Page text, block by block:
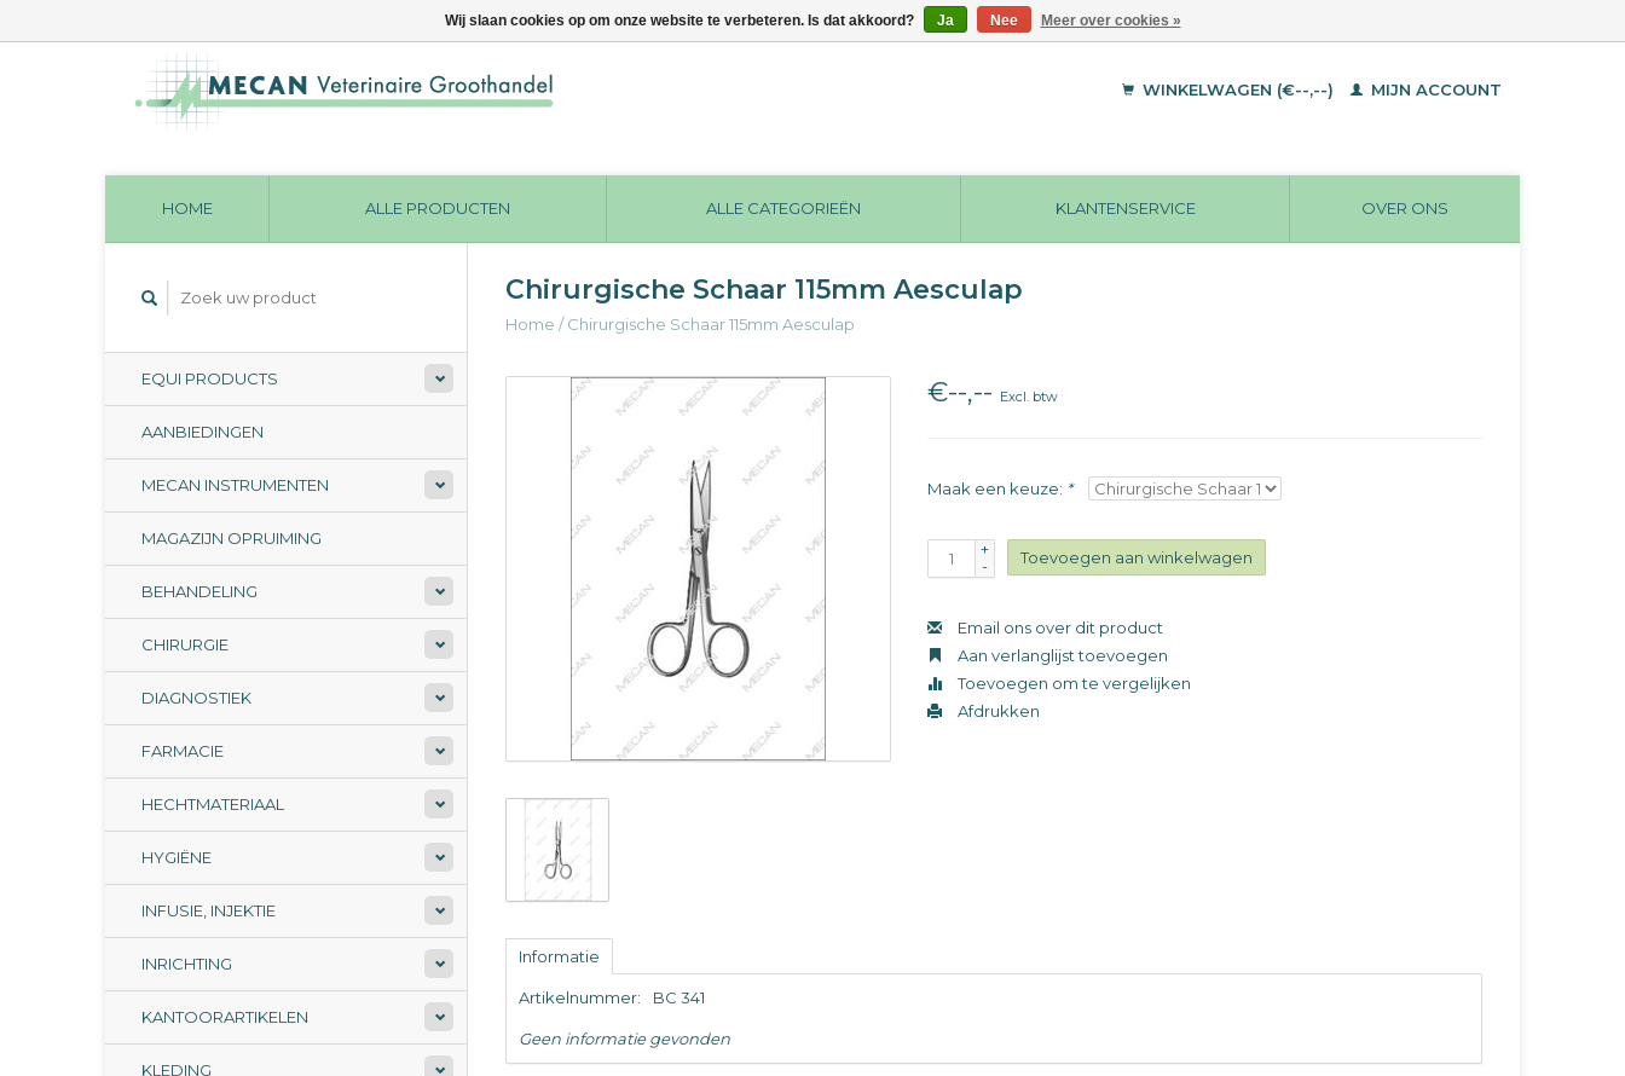
WINKELWAGEN (€--,--) MIJN ACCOUNT
HOME ALLE PRODUCTEN ALLE CATEGORIEËN KLANTENSERVICE OVER ONS
EQUI PRODUCTS
AANBIEDINGEN
MECAN INSTRUMENTEN
MAGAZIJN OPRUIMING
BEHANDELING
CHIRURGIE
DIAGNOSTIEK
FARMACIE
HECHTMATERIAAL
HYGIËNE
INFUSIE, INJEKTIE
INRICHTING
KANTOORARTIKELEN
KLEDING
Chirurgische Schaar 115mm Aesculap
Home /Chirurgische Schaar 115mm Aesculap
€--,-- Excl. btw
Maak een keuze: *
+
-
Toevoegen aan winkelwagen
Email ons over dit product
Aan verlanglijst toevoegen
Toevoegen om te vergelijken
Afdrukken
Informatie
Artikelnummer: BC 341
Geen informatie gevonden
Wij slaan cookies op om onze website te verbeteren. Is dat akkoord? Ja Nee Meer over cookies »